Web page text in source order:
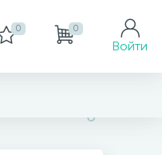
0 0
Войти